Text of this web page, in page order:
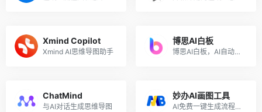
Xmind Copilot
Xmind AI思维导图助手
博思AI白板
博思AI白板，AI自动生成文字和思维导图
ChatMind
与AI对话生成思维导图
妙办AI画图工具
AI免费一键生成流程图、思维导图